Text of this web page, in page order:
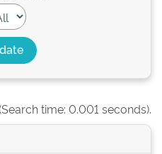
time: 0.001 seconds).